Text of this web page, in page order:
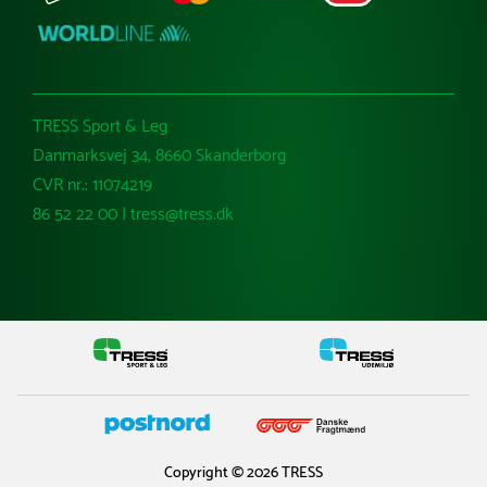
TRESS Sport & Leg
Danmarksvej 34, 8660 Skanderborg
CVR nr.: 11074219
86 52 22 00 | tress@tress.dk
Copyright © 2026 TRESS